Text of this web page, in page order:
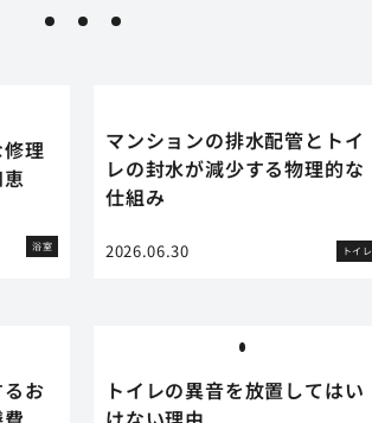
理
浴室
マンションの排水配管とトイ
レの封水が減少する物理的な
仕組み
2026.06.30 トイレ
お
トイレの異音を放置してはい